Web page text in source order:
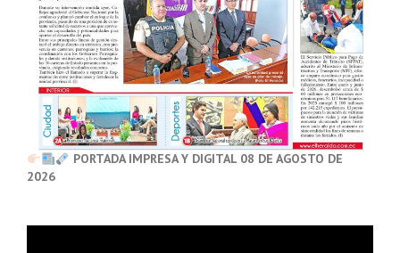
PORTADA IMPRESA Y DIGITAL 08 DE AGOSTO DE
2026